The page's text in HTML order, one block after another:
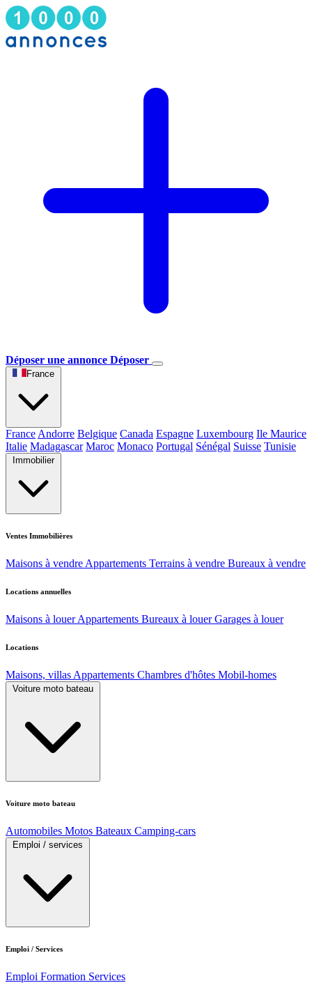
Déposer une annonce Déposer
France
France Andorre Belgique Canada Espagne Luxembourg Ile Maurice
Italie Madagascar Maroc Monaco Portugal Sénégal Suisse Tunisie
Immobilier
Ventes Immobilières
Maisons à vendre Appartements Terrains à vendre Bureaux à vendre
Locations annuelles
Maisons à louer Appartements Bureaux à louer Garages à louer
Locations
Maisons, villas Appartements Chambres d'hôtes Mobil-homes
Voiture moto bateau
Voiture moto bateau
Automobiles Motos Bateaux Camping-cars
Emploi / services
Emploi / Services
Emploi Formation Services